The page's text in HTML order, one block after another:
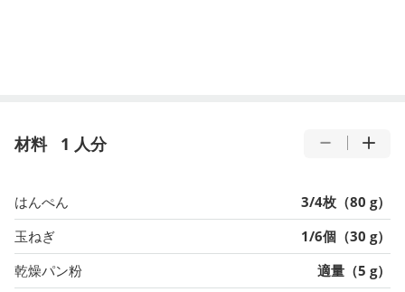
材料 1 人分
はんぺん
3/4枚（80 g）
玉ねぎ
1/6個（30 g）
乾燥パン粉
適量（5 g）